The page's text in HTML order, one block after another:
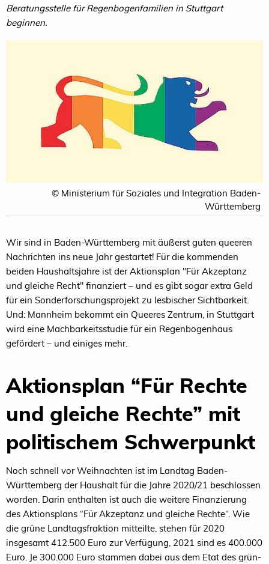
Beratungsstelle für Regenbogenfamilien in Stuttgart
beginnen.
© Ministerium für Soziales und Integration Baden-
Württemberg
Wir sind in Baden-Württemberg mit äußerst guten queeren
Nachrichten ins neue Jahr gestartet! Für die kommenden
beiden Haushaltsjahre ist der Aktionsplan "Für Akzeptanz
und gleiche Recht" finanziert – und es gibt sogar extra Geld
für ein Sonderforschungsprojekt zu lesbischer Sichtbarkeit.
Und: Mannheim bekommt ein Queeres Zentrum, in Stuttgart
wird eine Machbarkeitsstudie für ein Regenbogenhaus
gefördert – und einiges mehr.
Aktionsplan “Für Rechte
und gleiche Rechte” mit
politischem Schwerpunkt
Noch schnell vor Weihnachten ist im Landtag Baden-
Württemberg der Haushalt für die Jahre 2020/21 beschlossen
worden. Darin enthalten ist auch die weitere Finanzierung
des Aktionsplans “Für Akzeptanz und gleiche Rechte“. Wie
die grüne Landtagsfraktion mitteilte, stehen für 2020
insgesamt 412.500 Euro zur Verfügung, 2021 sind es 400.000
Euro. Je 300.000 Euro stammen dabei aus dem Etat des grün-